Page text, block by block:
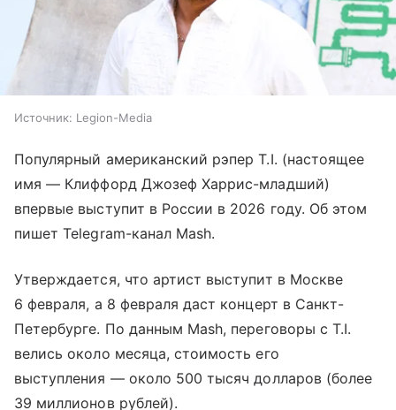
Источник: Legion-Media
Популярный американский рэпер T.I. (настоящее
имя — Клиффорд Джозеф Харрис-младший)
впервые выступит в России в 2026 году. Об этом
пишет Telegram-канал Mash.
Утверждается, что артист выступит в Москве
6 февраля, а 8 февраля даст концерт в Санкт-
Петербурге. По данным Mash, переговоры с T.I.
велись около месяца, стоимость его
выступления — около 500 тысяч долларов (более
39 миллионов рублей).